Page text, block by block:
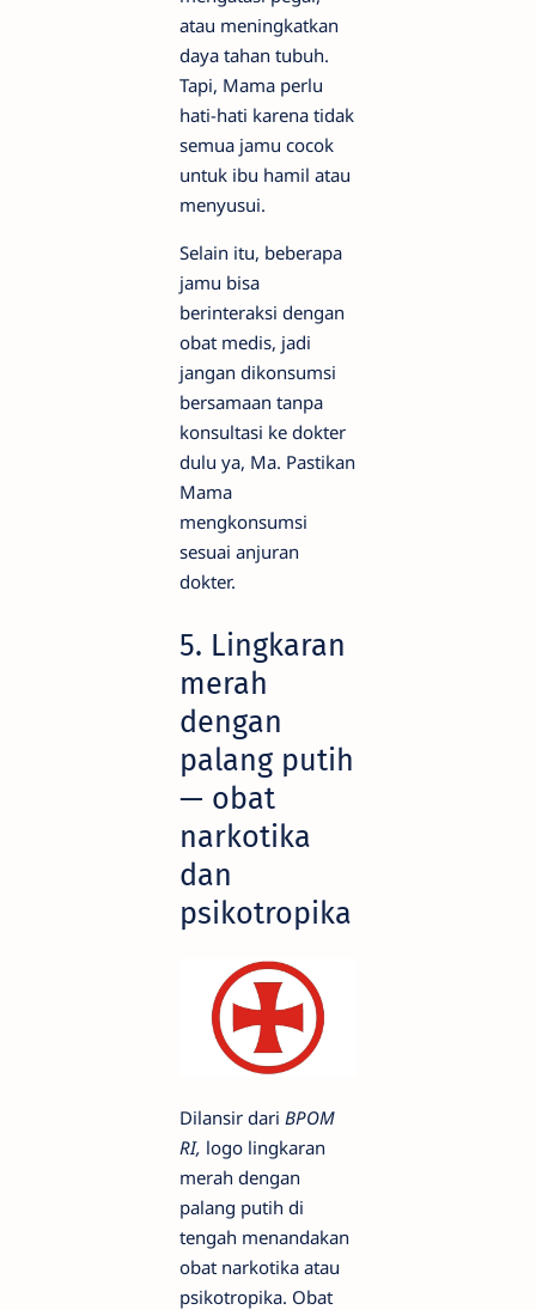
atau meningkatkan
daya tahan tubuh.
Tapi, Mama perlu
hati-hati karena tidak
semua jamu cocok
untuk ibu hamil atau
menyusui.
Selain itu, beberapa
jamu bisa
berinteraksi dengan
obat medis, jadi
jangan dikonsumsi
bersamaan tanpa
konsultasi ke dokter
dulu ya, Ma. Pastikan
Mama
mengkonsumsi
sesuai anjuran
dokter.
5. Lingkaran
merah
dengan
palang putih
— obat
narkotika
dan
psikotropika
Dilansir dari BPOM
RI, logo lingkaran
merah dengan
palang putih di
tengah menandakan
obat narkotika atau
psikotropika. Obat